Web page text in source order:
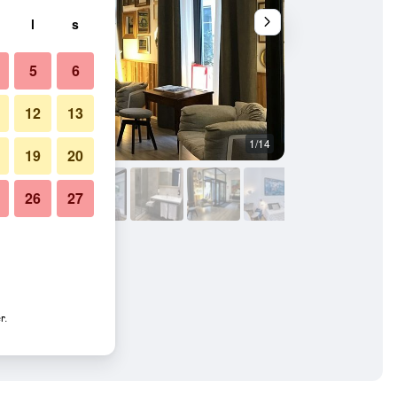
1/14
l s
5 6
12 13
19 20
26 27